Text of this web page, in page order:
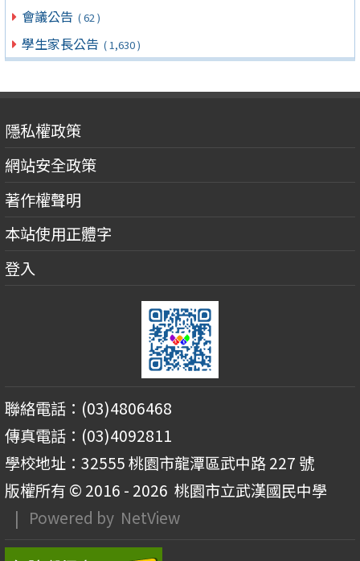
會議公告 ( 62 )
學生家長公告 ( 1,630 )
隱私權政策
網站安全政策
著作權聲明
本站使用正體字
登入
聯絡電話：(03)4806468
傳真電話：(03)4092811
學校地址：32555 桃園市龍潭區武中路 227 號
版權所有 © 2016 - 2026 桃園市立武漢國民中學
| Powered by NetView